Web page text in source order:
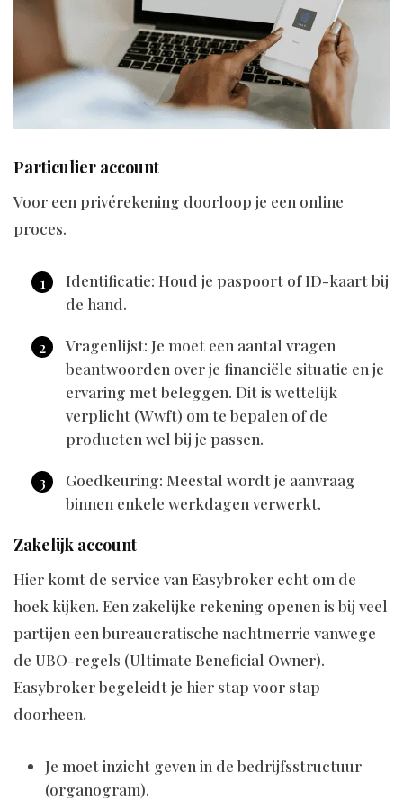
Particulier account
Voor een privérekening doorloop je een online
proces.
Identificatie: Houd je paspoort of ID-kaart bij
de hand.
Vragenlijst: Je moet een aantal vragen
beantwoorden over je financiële situatie en je
ervaring met beleggen. Dit is wettelijk
verplicht (Wwft) om te bepalen of de
producten wel bij je passen.
Goedkeuring: Meestal wordt je aanvraag
binnen enkele werkdagen verwerkt.
Zakelijk account
Hier komt de service van Easybroker echt om de
hoek kijken. Een zakelijke rekening openen is bij veel
partijen een bureaucratische nachtmerrie vanwege
de UBO-regels (Ultimate Beneficial Owner).
Easybroker begeleidt je hier stap voor stap
doorheen.
Je moet inzicht geven in de bedrijfsstructuur
(organogram).